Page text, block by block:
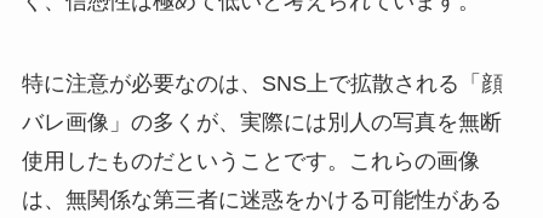
特に注意が必要なのは、SNS上で拡散される「顔
バレ画像」の多くが、実際には別人の写真を無断
使用したものだということです。これらの画像
は、無関係な第三者に迷惑をかける可能性がある